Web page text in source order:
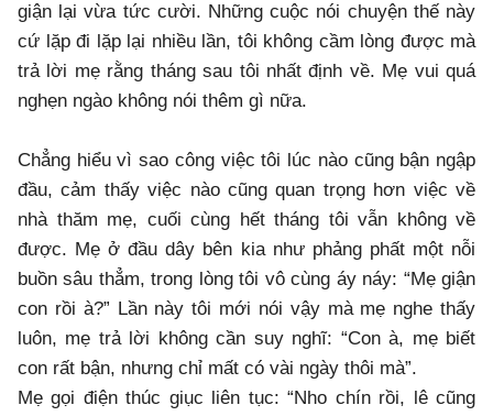
giận lại vừa tức cười. Những cuộc nói chuyện thế này
cứ lặp đi lặp lại nhiều lần, tôi không cầm lòng được mà
trả lời mẹ rằng tháng sau tôi nhất định về. Mẹ vui quá
nghẹn ngào không nói thêm gì nữa.
Chẳng hiểu vì sao công việc tôi lúc nào cũng bận ngập
đầu, cảm thấy việc nào cũng quan trọng hơn việc về
nhà thăm mẹ, cuối cùng hết tháng tôi vẫn không về
được. Mẹ ở đầu dây bên kia như phảng phất một nỗi
buồn sâu thẳm, trong lòng tôi vô cùng áy náy: “Mẹ giận
con rồi à?” Lần này tôi mới nói vậy mà mẹ nghe thấy
luôn, mẹ trả lời không cần suy nghĩ: “Con à, mẹ biết
con rất bận, nhưng chỉ mất có vài ngày thôi mà”.
Mẹ gọi điện thúc giục liên tục: “Nho chín rồi, lê cũng